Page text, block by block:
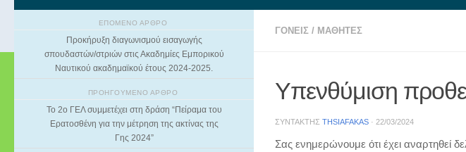
ΓΟΝΕΙΣ / ΜΑΘΗΤΕΣ
Υπενθύμιση
ΣΥΝΤΆΚΤΗΣ THSIAFAKAS · 22/03/2024
Σας ενημερώνουμε ότι έχει αναρτηθεί
ΕΠΌΜΕΝΟ ΆΡΘΡΟ
Προκήρυξη διαγωνισμού εισαγωγής
σπουδαστών/στριών στις Ακαδημίες Εμπορικού
Ναυτικού ακαδημαϊκού έτους 2024-2025.
ΠΡΟΗΓΟΎΜΕΝΟ ΆΡΘΡΟ
Το 2ο ΓΕΛ συμμετέχει στη δράση “Πείραμα του
Ερατοσθένη για την μέτρηση της ακτίνας της
Γης 2024”